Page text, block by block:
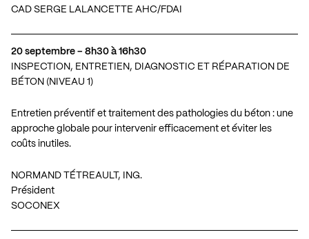
CAD SERGE LALANCETTE AHC/FDAI
20 septembre – 8h30 à 16h30
INSPECTION, ENTRETIEN, DIAGNOSTIC ET RÉPARATION DE
BÉTON (NIVEAU 1)
Entretien préventif et traitement des pathologies du béton : une
approche globale pour intervenir efficacement et éviter les
coûts inutiles.
NORMAND TÉTREAULT, ING.
Président
SOCONEX